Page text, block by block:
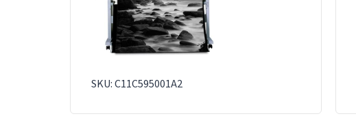
SKU: C11C595001A2